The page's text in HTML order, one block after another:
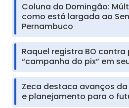
Coluna do Domingão:
como está largada ao
Pernambuco
Raquel registra BO contra
“campanha do pix” em
Zeca destaca avanços
e planejamento para o